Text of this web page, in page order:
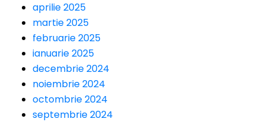
aprilie 2025
martie 2025
februarie 2025
ianuarie 2025
decembrie 2024
noiembrie 2024
octombrie 2024
septembrie 2024